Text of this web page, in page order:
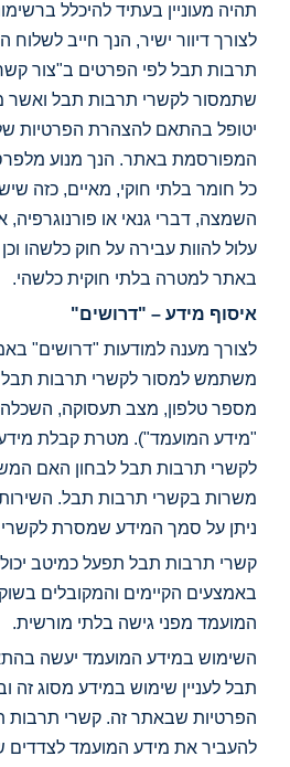
תהיה מעוניין בעתיד להיכלל
לצורך דיוור ישיר, הנך חייב לשלוח
תרבות תבל לפי הפרטים ב"צור
שתמסור לקשרי תרבות תבל ואשר
יטופל בהתאם להצהרת הפרטיות
המפורסמת באתר. הנך מנוע
כל חומר בלתי חוקי, מאיים, כזה
השמצה, דברי גנאי או
עלול להוות עבירה על חוק כלשהו
באתר למטרה בלתי חוקית כלשהי.
איסוף מידע – "דרושים"
לצורך מענה למודעות "דרושים"
משתמש למסור לקשרי תרבות תבל
מספר טלפון, מצב תעסוקה, השכלה,
"מידע המועמד"). מטרת קבלת
לקשרי תרבות תבל לבחון האם
משרות בקשרי תרבות תבל. השירות
ניתן על סמך המידע שמסרת
קשרי תרבות תבל תפעל כמיטב
באמצעים הקיימים והמקובלים
המועמד מפני גישה בלתי מורשית.
השימוש במידע המועמד יעשה
תבל לעניין שימוש במידע מסוג זה
הפרטיות שבאתר זה. קשרי תרבות
להעביר את מידע המועמד לצדדים